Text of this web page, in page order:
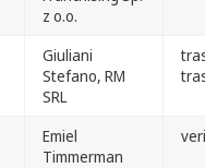
z o.o.
Giuliani
Stefano, RM
SRL
Emiel
Timmerman